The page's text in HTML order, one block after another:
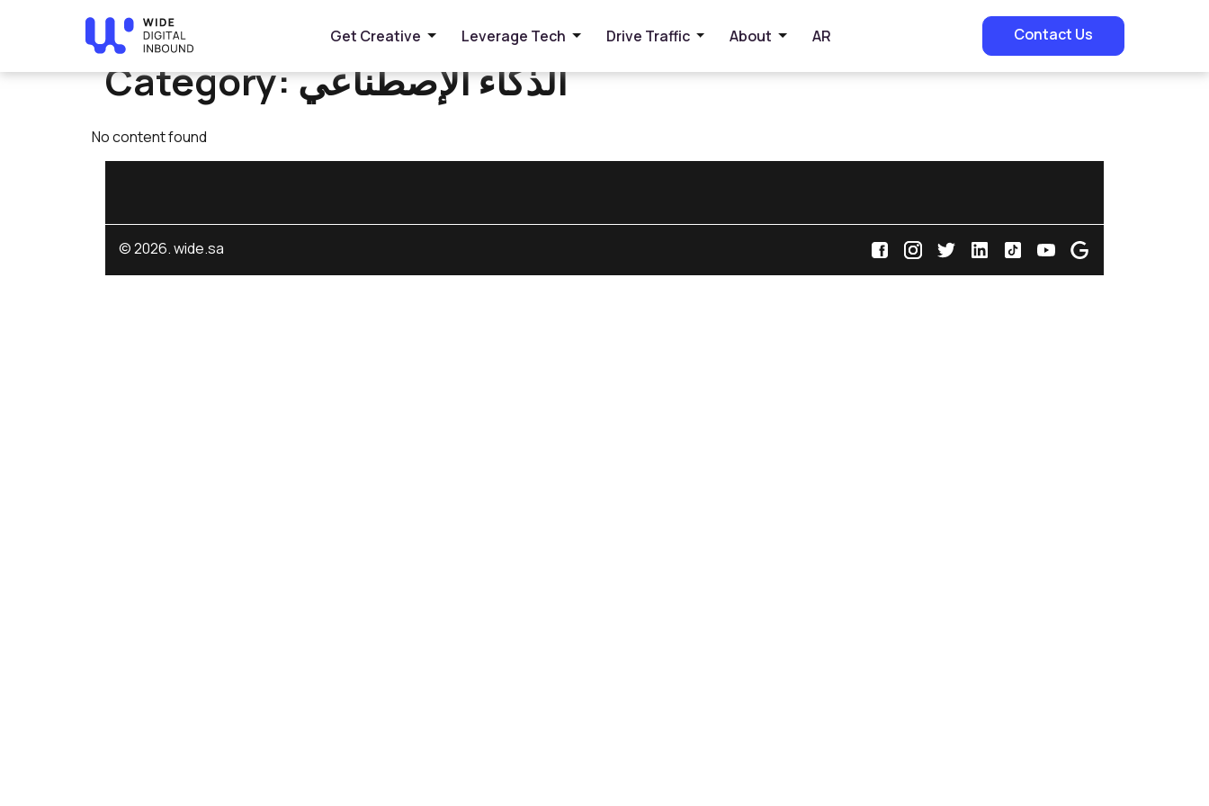
Get Creative Leverage Tech Drive Traffic About AR Contact Us
Home» الذكاء الإصطناعي
Category:الذكاء الإصطناعي
No content found
© 2026. wide.sa